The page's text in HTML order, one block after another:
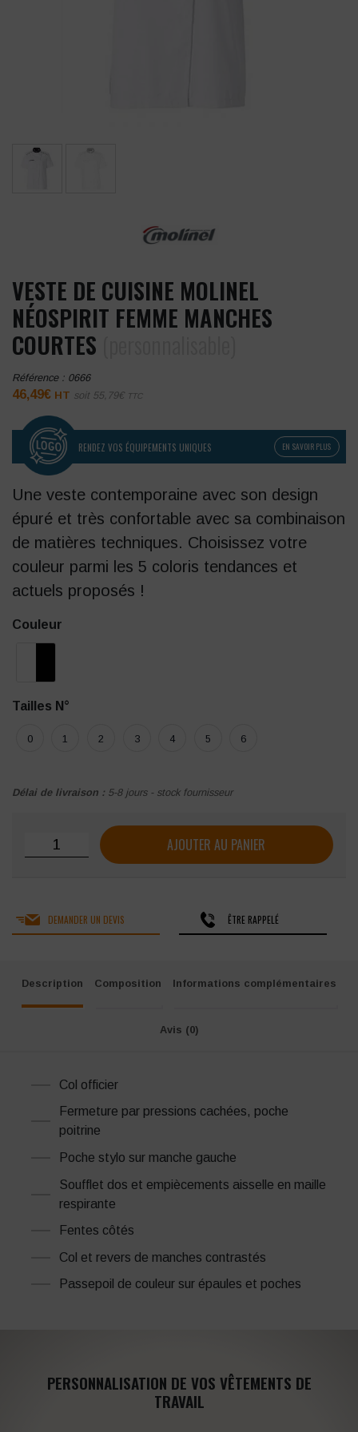
VESTE DE CUISINE MOLINEL
NÉOSPIRIT FEMME MANCHES
COURTES
Référence : 0666
46,49€ HT soit 55,79€ TTC
RENDEZ VOS ÉQUIPEMENTS UNIQUES EN SAVOIR PLUS
Une veste contemporaine avec son design
épuré et très confortable avec sa combinaison
de matières techniques. Choisissez votre
couleur parmi les 5 coloris tendances et
actuels proposés !
Couleur
Tailles N°
0 1 2 3 4 5 6
Délai de livraison : 5-8 jours - stock fournisseur
quantité de Veste de cuisine MOLINEL Néospirit Femme
AJOUTER AU PANIER
DEMANDER UN DEVIS ÊTRE RAPPELÉ
Description Composition Informations complémentaires
Avis (0)
Col officier
Fermeture par pressions cachées, poche
poitrine
Poche stylo sur manche gauche
Soufflet dos et empiècements aisselle en maille
respirante
Fentes côtés
Col et revers de manches contrastés
Passepoil de couleur sur épaules et poches
PERSONNALISATION DE VOS VÊTEMENTS DE
TRAVAIL